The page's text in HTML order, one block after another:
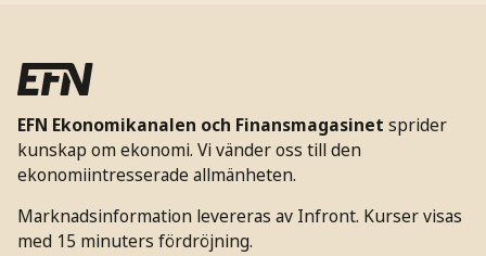
EFN Ekonomikanalen och Finansmagasinet sprider
kunskap om ekonomi. Vi vänder oss till den
ekonomiintresserade allmänheten.
Marknadsinformation levereras av Infront. Kurser visas
med 15 minuters fördröjning.